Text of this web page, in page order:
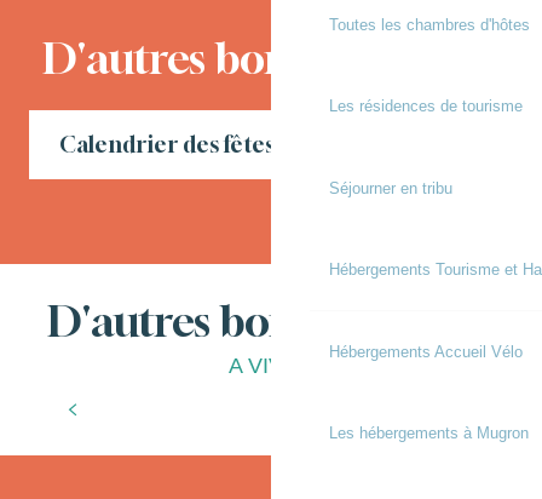
Toutes les chambres d'hôtes
Les résidences de tourisme
Séjourner en tribu
Hébergements Tourisme et
Hébergements Accueil Vélo
Les hébergements à Mugron
D'autres bons moments
Calendrier des fêtes locales en Chalosse
D'autres bonnes choses
A VIVRE
L’office de tourisme